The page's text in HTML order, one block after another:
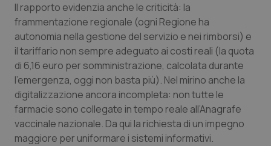
Quotidiano Chirurgia
Quotidiano Oncologia
Quotidiano Pediatria
Rene & patologie urogenitali
Il rapporto evidenzia anche le criticità: la
frammentazione regionale (ogni Regione ha
autonomia nella gestione del servizio e nei rimborsi) e
il tariffario non sempre adeguato ai costi reali (la quota
di 6,16 euro per somministrazione, calcolata durante
l’emergenza, oggi non basta più). Nel mirino anche la
digitalizzazione ancora incompleta: non tutte le
farmacie sono collegate in tempo reale all’Anagrafe
vaccinale nazionale. Da qui la richiesta di un impegno
maggiore per uniformare i sistemi informativi.